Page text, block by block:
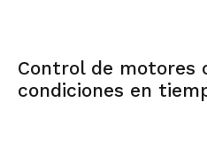
Control de motores
condiciones en